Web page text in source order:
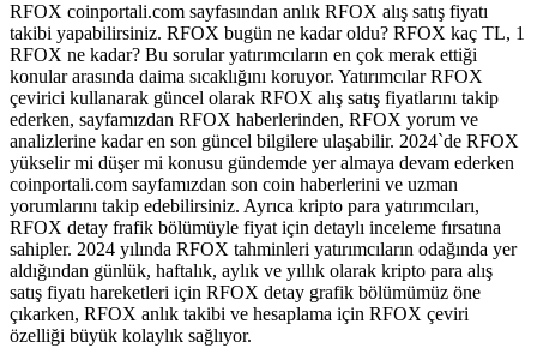
RFOX coinportali.com sayfasından anlık RFOX alış satış fiyatı
takibi yapabilirsiniz. RFOX bugün ne kadar oldu? RFOX kaç TL, 1
RFOX ne kadar? Bu sorular yatırımcıların en çok merak ettiği
konular arasında daima sıcaklığını koruyor. Yatırımcılar RFOX
çevirici kullanarak güncel olarak RFOX alış satış fiyatlarını takip
ederken, sayfamızdan RFOX haberlerinden, RFOX yorum ve
analizlerine kadar en son güncel bilgilere ulaşabilir. 2024`de RFOX
yükselir mi düşer mi konusu gündemde yer almaya devam ederken
coinportali.com sayfamızdan son coin haberlerini ve uzman
yorumlarını takip edebilirsiniz. Ayrıca kripto para yatırımcıları,
RFOX detay frafik bölümüyle fiyat için detaylı inceleme fırsatına
sahipler. 2024 yılında RFOX tahminleri yatırımcıların odağında yer
aldığından günlük, haftalık, aylık ve yıllık olarak kripto para alış
satış fiyatı hareketleri için RFOX detay grafik bölümümüz öne
çıkarken, RFOX anlık takibi ve hesaplama için RFOX çeviri
özelliği büyük kolaylık sağlıyor.